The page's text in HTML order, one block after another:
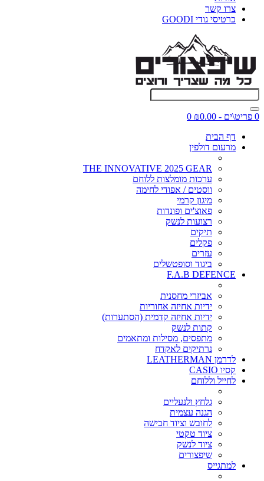
צרו קשר
כרטיסי גודי GOODI
0 פריט\ים - ₪0.00
0
דף הבית
מרעום דולפין
THE INNOVATIVE 2025 GEAR
ערכות מומלצות ללוחם
ווסטים / אפודי לחימה
מיגון קרמי
פאוצ'ים ופונדות
רצועות לנשק
תיקים
פקלים
עזרים
ביגוד וסופטשלים
F.A.B DEFENCE
אביזרי מחסנית
ידיות אחיזה אחוריות
ידיות אחיזה קדמית (הסתערות)
קתות לנשק
מתפסים, מסילות ומתאמים
נרתיקים לאקדח
לדרמן LEATHERMAN
קסיו CASIO
לחייל וללוחם
גלחץ ולנעליים
הגנה עצמית
לחובש וציוד חבישה
ציוד טקטי
ציוד לנשק
שיפצורים
למתגייס